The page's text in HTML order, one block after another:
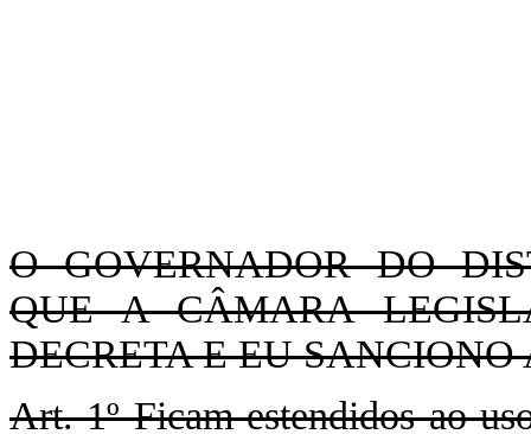
O GOVERNADOR DO
QUE A CÂMARA
DECRETA E EU
Art. 1º Ficam estendidos ao